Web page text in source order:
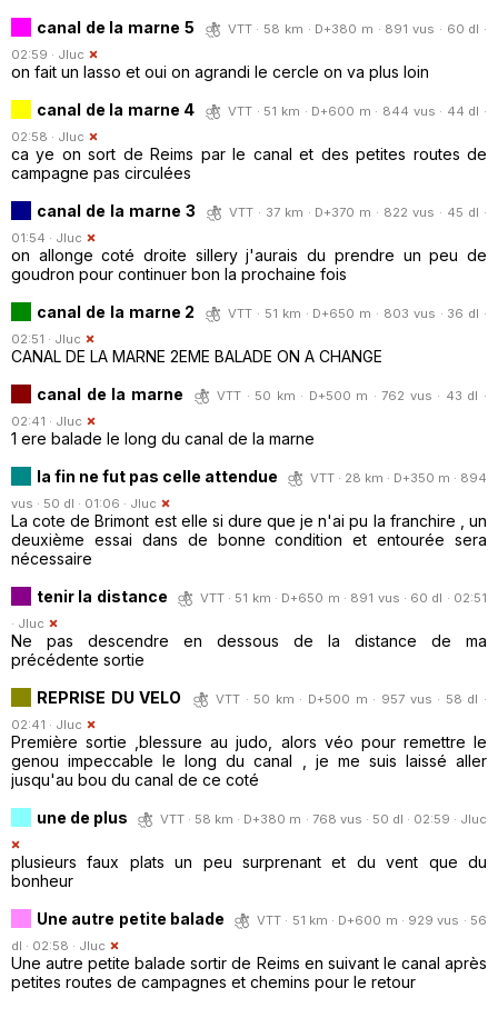
canal de la marne 5
VTT · 58 km · D+380 m · 891 vus · 60 dl ·
02:59 · Jluc
on fait un lasso et oui on agrandi le cercle on va plus loin
canal de la marne 4
VTT · 51 km · D+600 m · 844 vus · 44 dl ·
02:58 · Jluc
ca ye on sort de Reims par le canal et des petites routes de
campagne pas circulées
canal de la marne 3
VTT · 37 km · D+370 m · 822 vus · 45 dl ·
01:54 · Jluc
on allonge coté droite sillery j'aurais du prendre un peu de
goudron pour continuer bon la prochaine fois
canal de la marne 2
VTT · 51 km · D+650 m · 803 vus · 36 dl ·
02:51 · Jluc
CANAL DE LA MARNE 2EME BALADE ON A CHANGE
canal de la marne
VTT · 50 km · D+500 m · 762 vus · 43 dl ·
02:41 · Jluc
1 ere balade le long du canal de la marne
la fin ne fut pas celle attendue
VTT · 28 km · D+350 m · 894
vus · 50 dl · 01:06 · Jluc
La cote de Brimont est elle si dure que je n'ai pu la franchire , un
deuxième essai dans de bonne condition et entourée sera
nécessaire
tenir la distance
VTT · 51 km · D+650 m · 891 vus · 60 dl · 02:51
· Jluc
Ne pas descendre en dessous de la distance de ma
précédente sortie
REPRISE DU VELO
VTT · 50 km · D+500 m · 957 vus · 58 dl ·
02:41 · Jluc
Première sortie ,blessure au judo, alors véo pour remettre le
genou impeccable le long du canal , je me suis laissé aller
jusqu'au bou du canal de ce coté
une de plus
VTT · 58 km · D+380 m · 768 vus · 50 dl · 02:59 · Jluc
plusieurs faux plats un peu surprenant et du vent que du
bonheur
Une autre petite balade
VTT · 51 km · D+600 m · 929 vus · 56
dl · 02:58 · Jluc
Une autre petite balade sortir de Reims en suivant le canal après
petites routes de campagnes et chemins pour le retour